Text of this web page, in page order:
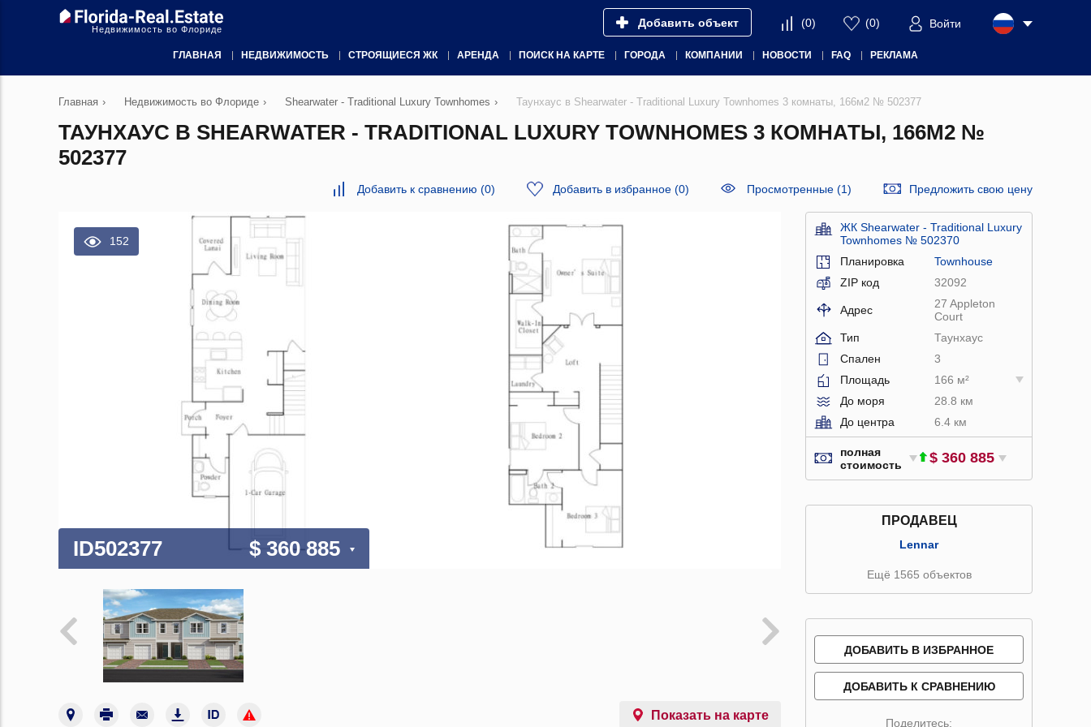
Недвижимость во Флориде Добавить объект (0) (0) Войти
ГЛАВНАЯ НЕДВИЖИМОСТЬ СТРОЯЩИЕСЯ ЖК АРЕНДА ПОИСК НА КАРТЕ ГОРОДА КОМПАНИИ НОВОСТИ FAQ РЕКЛАМА
Главная › Недвижимость во Флориде › Shearwater - Traditional Luxury Townhomes › Таунхаус в Shearwater - Traditional Luxury Townhomes 3 комнаты, 166м2 № 502377
ТАУНХАУС В SHEARWATER - TRADITIONAL LUXURY TOWNHOMES 3 КОМНАТЫ, 166М2 №
502377
Добавить к сравнению (0) Добавить в избранное (0) Просмотренные (1) Предложить свою цену
152
ID502377 $ 360 885
Показать на карте
ЖК Shearwater - Traditional Luxury
Townhomes № 502370
Планировка
Townhouse
ZIP код
32092
Адрес
27 Appleton
Court
Тип
Таунхаус
Спален
3
Площадь
166 м²
До моря
28.8 км
До центра
6.4 км
полная
стоимость
$ 360 885
ПРОДАВЕЦ
Lennar
Ещё 1565 объектов
ДОБАВИТЬ В ИЗБРАННОЕ
ДОБАВИТЬ К СРАВНЕНИЮ
Поделитесь: